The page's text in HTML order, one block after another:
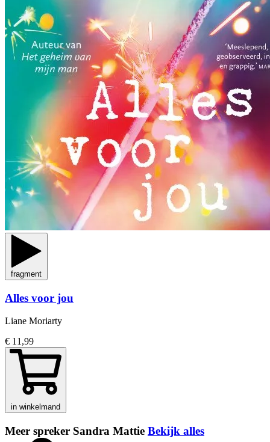
fragment
Alles voor jou
Liane Moriarty
€ 11,99
in winkelmand
Meer spreker Sandra Mattie Bekijk alles